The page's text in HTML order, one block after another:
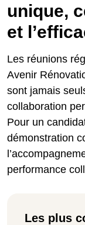
unique,
et
Les réunions
Avenir
sont jamais
collaboration
Pour un
démonstration
performance
Les plus